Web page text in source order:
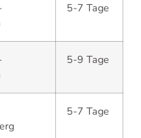
5-7 Tage
5-9 Tage
5-7 Tage